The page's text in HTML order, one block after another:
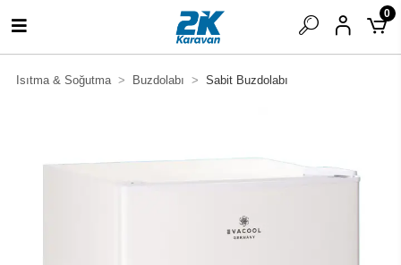
0
Isıtma & Soğutma Buzdolabı Sabit Buzdolabı